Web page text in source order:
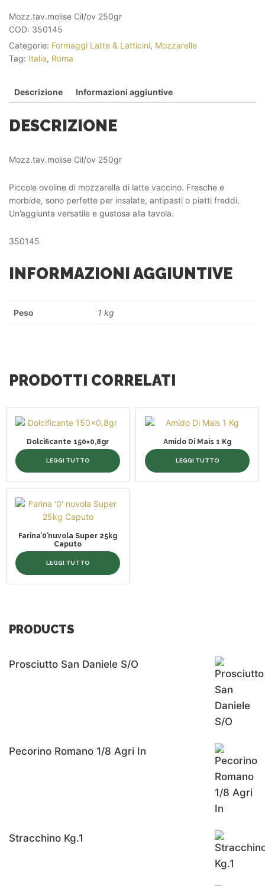
Mozz.tav.molise Cil/ov 250gr
COD: 350145
Categorie: Formaggi Latte & Latticini, Mozzarelle
Tag: Italia, Roma
Descrizione Informazioni aggiuntive
DESCRIZIONE
Mozz.tav.molise Cil/ov 250gr
Piccole ovoline di mozzarella di latte vaccino. Fresche e
morbide, sono perfette per insalate, antipasti o piatti freddi.
Un’aggiunta versatile e gustosa alla tavola.
350145
INFORMAZIONI AGGIUNTIVE
Peso 1 kg
PRODOTTI CORRELATI
Dolcificante 150×0,8gr
LEGGI TUTTO
Amido Di Mais 1 Kg
LEGGI TUTTO
Farina’0’nuvola Super 25kg
Caputo
LEGGI TUTTO
PRODUCTS
Prosciutto San Daniele S/o
Pecorino Romano 1/8 Agri In
Stracchino Kg.1